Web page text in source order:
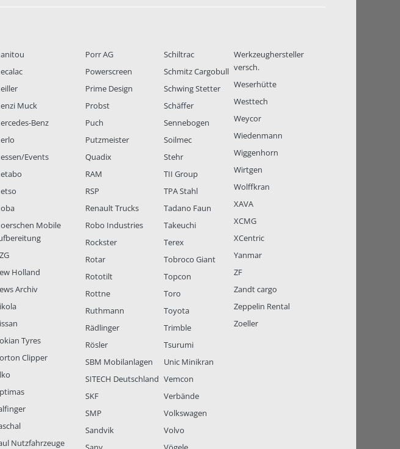
Muck
Benz
Events
Mobile
Holland
Archiv
Tyres
Clipper
Nutzfahrzeuge
Porr AG
Powerscreen
Prime Design
Probst
Puch
Putzmeister
Quadix
RAM
RSP
Renault Trucks
Robo Industries
Rockster
Rotar
Rototilt
Rottne
Ruthmann
Rädlinger
Rösler
SBM Mobilanlagen
SITECH Deutschland
SKF
SMP
Sandvik
Schiltrac
Schmitz Cargobull
Schwing Stetter
Schäffer
Sennebogen
Soilmec
Stehr
TII Group
TPA Stahl
Tadano Faun
Takeuchi
Terex
Tobroco Giant
Topcon
Toro
Toyota
Trimble
Tsurumi
Unic Minikran
Vemcon
Verbände
Volkswagen
Volvo
Werkzeughersteller
versch.
Weserhütte
Westtech
Weycor
Wiedenmann
Wiggenhorn
Wirtgen
Wolffkran
XAVA
XCMG
XCentric
Yanmar
ZF
Zandt cargo
Zeppelin Rental
Zoeller